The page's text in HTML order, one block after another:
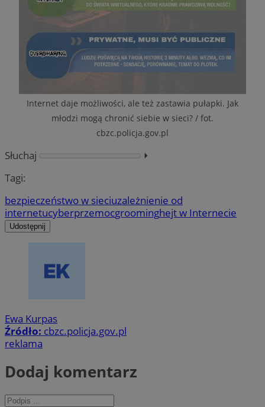
Internet daje możliwości, ale też zastawia pułapki. Jak
młodzi mogą chronić siebie w sieci? / fot.
cbzc.policja.gov.pl
Słuchaj
⏵︎
Tagi:
bezpieczeństwo w sieciuzależnienie od
internetucyberprzemocgroominghejt w Internecie
Udostępnij
Ewa Kurpas
Źródło: cbzc.policja.gov.pl
reklama
Dodaj komentarz